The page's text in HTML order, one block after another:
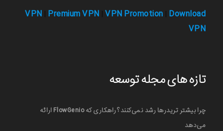
VPN Premium VPN VPN Promotion Download
VPN
تازه های مجله توسعه
چرا بیشتر تریدرها رشد نمی‌کنند؟ راهکاری که FlowGenio ارائه
می‌دهد